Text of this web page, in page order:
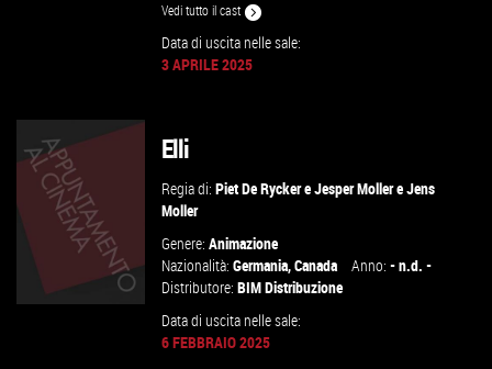
VAI ALLA SCHEDA
Vedi tutto il cast
Data di uscita nelle sale:
3 APRILE 2025
Elli
Regia di:Piet De RyckereJesper MollereJens
Moller
Genere:Animazione
Nazionalità:Germania,Canada Anno:- n.d. -
Distributore:BIM Distribuzione
Data di uscita nelle sale:
6 FEBBRAIO 2025